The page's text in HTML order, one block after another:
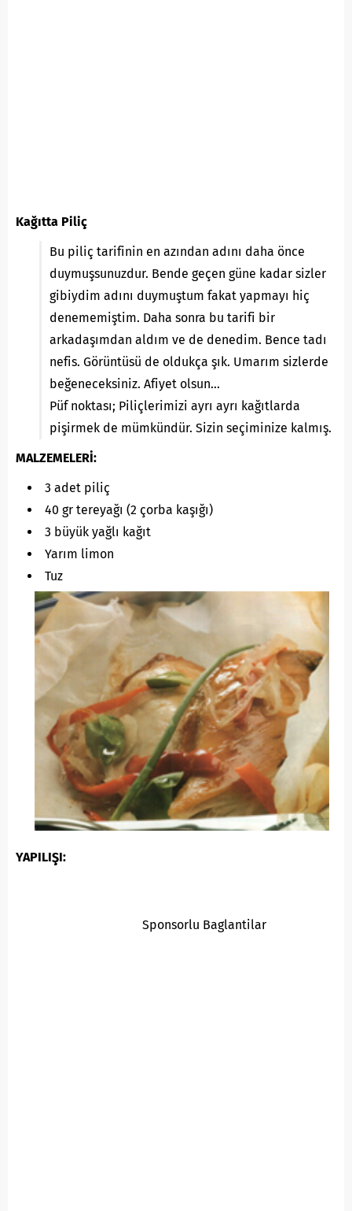
Kağıtta Piliç
Bu piliç tarifinin en azından adını daha önce
duymuşsunuzdur. Bende geçen güne kadar sizler
gibiydim adını duymuştum fakat yapmayı hiç
denememiştim. Daha sonra bu tarifi bir
arkadaşımdan aldım ve de denedim. Bence tadı
nefis. Görüntüsü de oldukça şık. Umarım sizlerde
beğeneceksiniz. Afiyet olsun…
Püf noktası; Piliçlerimizi ayrı ayrı kağıtlarda
pişirmek de mümkündür. Sizin seçiminize kalmış.
MALZEMELERİ:
3 adet piliç
40 gr tereyağı (2 çorba kaşığı)
3 büyük yağlı kağıt
Yarım limon
Tuz
YAPILIŞI:
Sponsorlu Baglantilar